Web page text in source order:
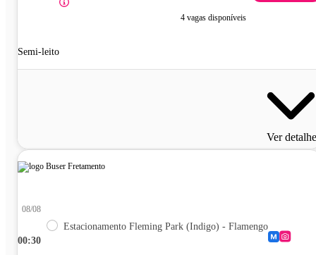
Semi-leito
4 vagas disponíveis
Ver
00:30
08/08
Estacionamento Fleming Park (Indigo) - Flamengo